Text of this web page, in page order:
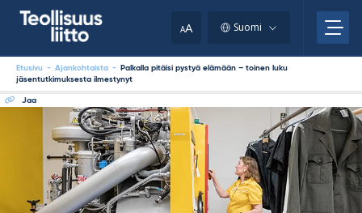
AA Suomi
Etusivu - Ajankohtaista -
Palkalla pitäisi pystyä elämään – toinen luku
jäsentutkimuksesta ilmestynyt
Jaa
clipboard.)